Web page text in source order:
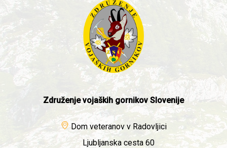
Združenje vojaških gornikov Slovenije
Dom veteranov v Radovljici
Ljubljanska cesta 60